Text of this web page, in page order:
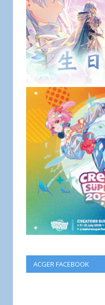
ACGER FACEBOOK